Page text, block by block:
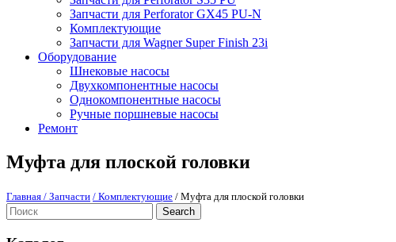
Запчасти для Perforator GX45 PU-N
Комплектующие
Запчасти для Wagner Super Finish 23i
Оборудование
Шнековые насосы
Двухкомпонентные насосы
Однокомпонентные насосы
Ручные поршневые насосы
Ремонт
Муфта для плоской головки
Главная / Запчасти / Комплектующие / Муфта для плоской головки